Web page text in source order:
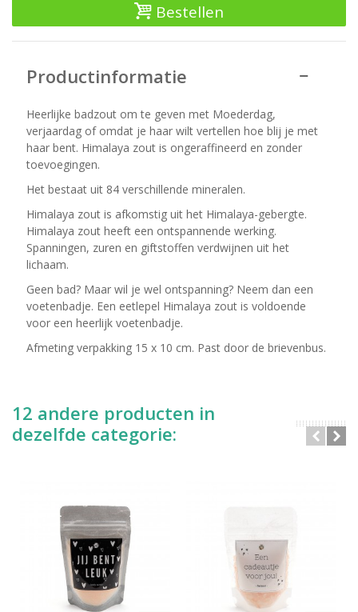
Bestellen
Productinformatie
Heerlijke badzout om te geven met Moederdag,
verjaardag of omdat je haar wilt vertellen hoe blij je met
haar bent. Himalaya zout is ongeraffineerd en zonder
toevoegingen.
Het bestaat uit 84 verschillende mineralen.
Himalaya zout is afkomstig uit het Himalaya-gebergte.
Himalaya zout heeft een ontspannende werking.
Spanningen, zuren en giftstoffen verdwijnen uit het
lichaam.
Geen bad? Maar wil je wel ontspanning? Neem dan een
voetenbadje. Een eetlepel Himalaya zout is voldoende
voor een heerlijk voetenbadje.
Afmeting verpakking 15 x 10 cm. Past door de brievenbus.
12 andere producten in
dezelfde categorie: